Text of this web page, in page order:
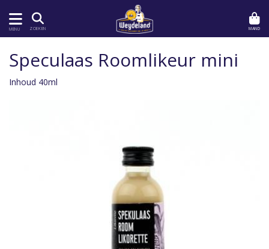
MENU ZOEKEN MAND
Speculaas Roomlikeur mini
Inhoud 40ml